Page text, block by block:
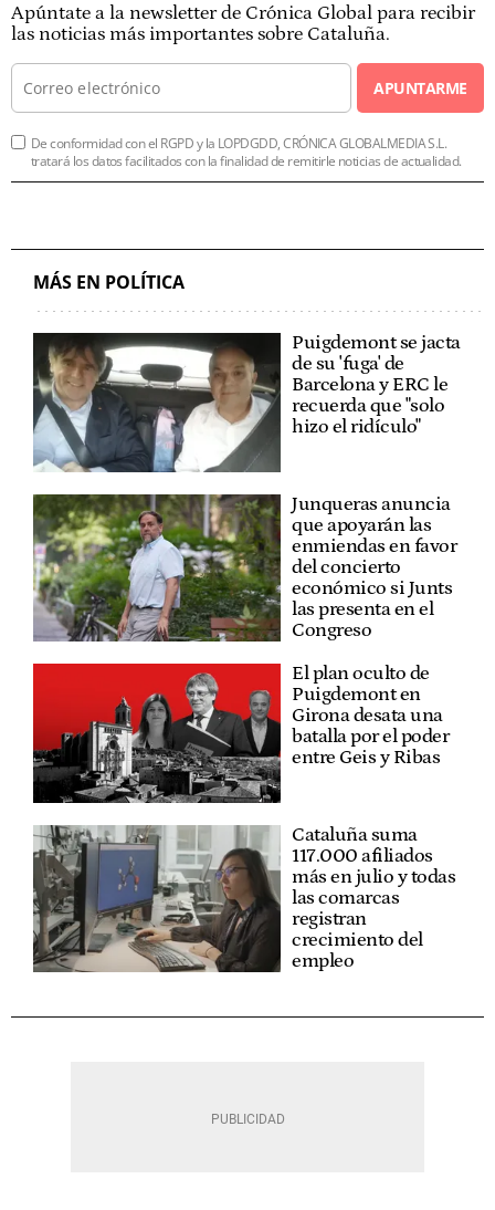
Apúntate a la newsletter de Crónica Global para recibir
las noticias más importantes sobre Cataluña.
APUNTARME
De conformidad con el RGPD y la LOPDGDD, CRÓNICA GLOBALMEDIA S.L.
tratará los datos facilitados con la finalidad de remitirle noticias de actualidad.
MÁS EN POLÍTICA
Puigdemont se jacta
de su 'fuga' de
Barcelona y ERC le
recuerda que "solo
hizo el ridículo"
Junqueras anuncia
que apoyarán las
enmiendas en favor
del concierto
económico si Junts
las presenta en el
Congreso
El plan oculto de
Puigdemont en
Girona desata una
batalla por el poder
entre Geis y Ribas
Cataluña suma
117.000 afiliados
más en julio y todas
las comarcas
registran
crecimiento del
empleo